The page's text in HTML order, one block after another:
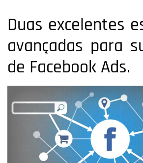
Duas excelentes
avançadas para
de Facebook Ads.